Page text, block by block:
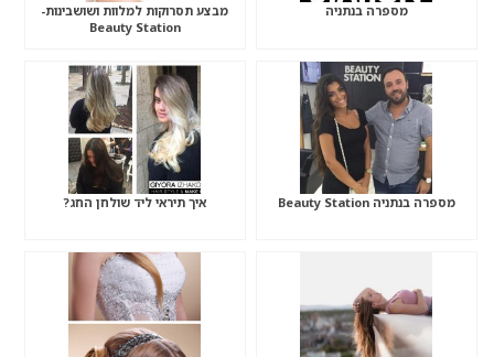
מספרה בנתניה
מבצע תסרוקות למלוות ושושבינות-
Beauty Station
מספרה בנתניה Beauty Station איך תיראי ליד שולחן החג?